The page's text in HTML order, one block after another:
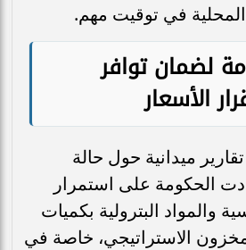
في توقيت مهم.
لضمان توافر
الأسعار
ميدانية حول حالة
الحكومة على استمرار
والمواد البترولية بكميات
الاستراتيجي، خاصة في